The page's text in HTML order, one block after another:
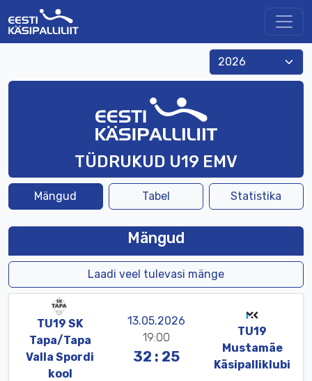
TÜDRUKUD U19 EMV
Mängud Tabel Statistika
Mängud
Laadi veel tulevasi mänge
TU19 SK
Tapa/Tapa
Valla Spordi
kool
13.05.2026
19:00
32 : 25
TU19
Mustamäe
Käsipalliklubi